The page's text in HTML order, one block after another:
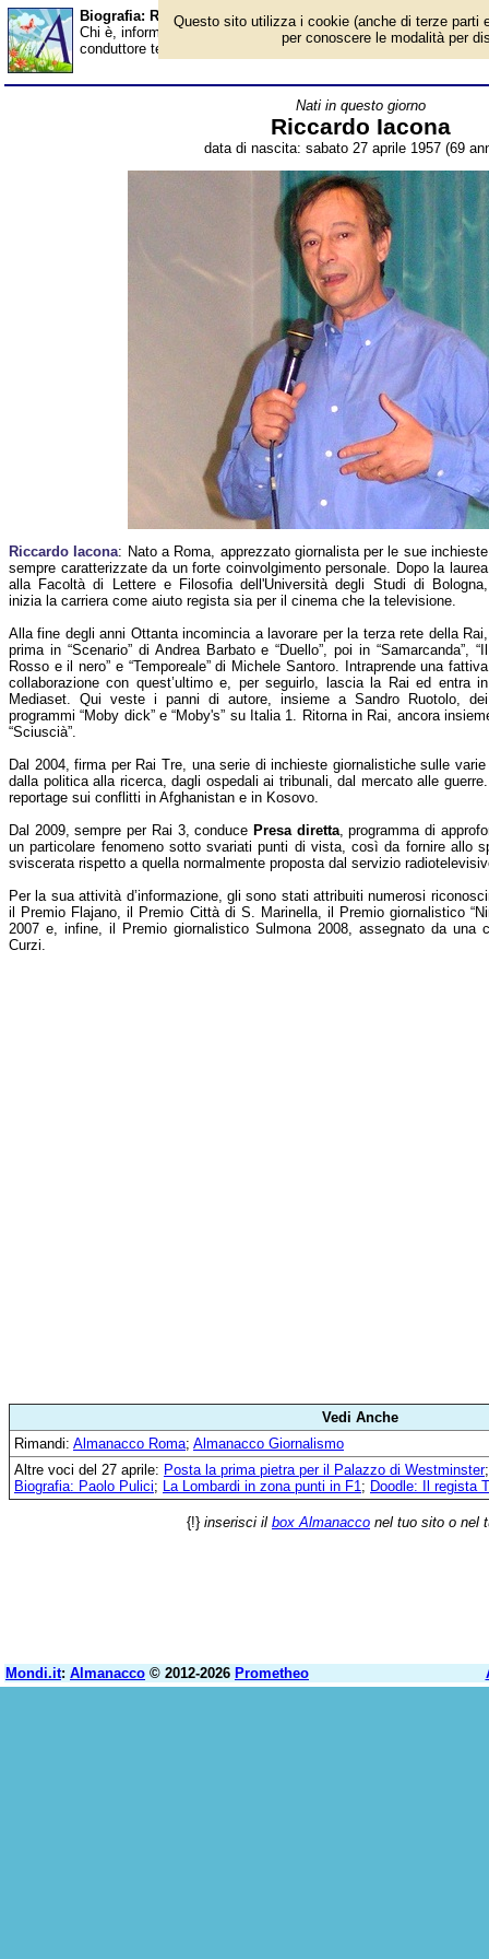
Biografia: Riccardo Iacona - età - Almanacco
Chi è, informazioni, foto, qual è la data di nascita, età, dove è
conduttore televisivo italiano. Breve biografia. Voce
Nati in questo giorno
Riccardo Iacona
data di nascita: sabato 27 aprile 1957 (69
Riccardo Iacona: Nato a Roma, apprezzato giornalista per le sue inchieste
sempre caratterizzate da un forte coinvolgimento personale. Dopo la laurea
alla Facoltà di Lettere e Filosofia dell'Università degli Studi di Bologna,
inizia la carriera come aiuto regista sia per il cinema che la televisione.
Alla fine degli anni Ottanta incomincia a lavorare per la terza rete della Rai,
prima in “Scenario” di Andrea Barbato e “Duello”, poi in “Samarcanda”, “Il
Rosso e il nero” e “Temporeale” di Michele Santoro. Intraprende una fattiva
collaborazione con quest’ultimo e, per seguirlo, lascia la Rai ed entra in
Mediaset. Qui veste i panni di autore, insieme a Sandro Ruotolo, dei
programmi “Moby dick” e “Moby's” su Italia 1. Ritorna in Rai, ancora
“Sciuscià”.
Dal 2004, firma per Rai Tre, una serie di inchieste giornalistiche sulle
dalla politica alla ricerca, dagli ospedali ai tribunali, dal mercato alle
reportage sui conflitti in Afghanistan e in Kosovo.
Dal 2009, sempre per Rai 3, conduce Presa diretta, programma di
un particolare fenomeno sotto svariati punti di vista, così da fornire allo
sviscerata rispetto a quella normalmente proposta dal servizio
Per la sua attività d’informazione, gli sono stati attribuiti numerosi
il Premio Flajano, il Premio Città di S. Marinella, il Premio giornalistico
2007 e, infine, il Premio giornalistico Sulmona 2008, assegnato da una
Curzi.
Vedi Anche
Rimandi: Almanacco Roma; Almanacco Giornalismo
Altre voci del 27 aprile: Posta la prima pietra per il Palazzo di Westminster
Biografia: Paolo Pulici; La Lombardi in zona punti in F1; Doodle: Il regista
{!} inserisci il box Almanacco nel tuo sito o nel
Mondi.it: Almanacco © 2012-2026 Prometheo
Questo sito utilizza i cookie (anche di terze parti
per conoscere le modalità per